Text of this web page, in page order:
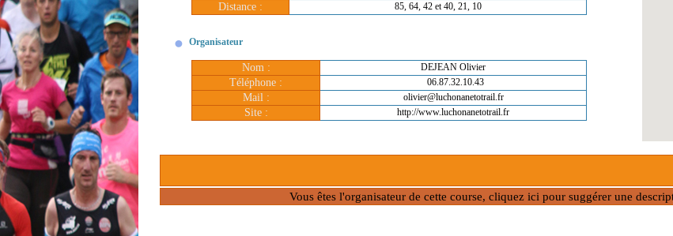
Distance : 85, 64, 42 et 40, 21, 10
Organisateur
Nom : DEJEAN Olivier
Téléphone : 06.87.32.10.43
Mail : olivier@luchonanetotrail.fr
Site : http://www.luchonanetotrail.fr
Vous êtes l'organisateur de cette course, cliquez ici pour suggérer une